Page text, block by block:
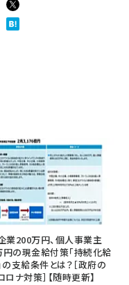
業200万円、個人事業主
円の現金給付策「持続化給
の支給条件とは？［政府の
ロナ対策］【随時更新】